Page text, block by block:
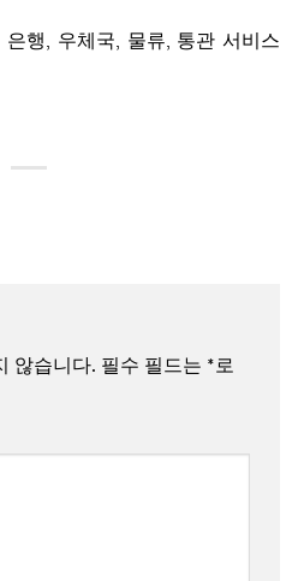
행, 우체국, 물류, 통관 서비스
않습니다. 필수 필드는 *로